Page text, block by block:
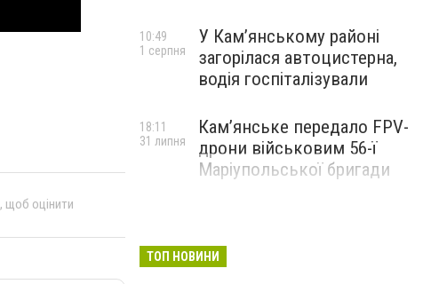
, щоб оцінити
У Кам’янському районі
загорілася автоцистерна,
водія госпіталізували
10:49
1 серпня
Кам’янське передало FPV-
дрони військовим 56-ї
Маріупольської бригади
18:11
31 липня
ТОП НОВИНИ